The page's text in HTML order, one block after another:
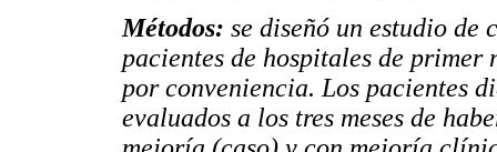
Métodos: se diseñó un estudio de
pacientes de hospitales de
por conveniencia. Los pacientes
evaluados a los tres meses de